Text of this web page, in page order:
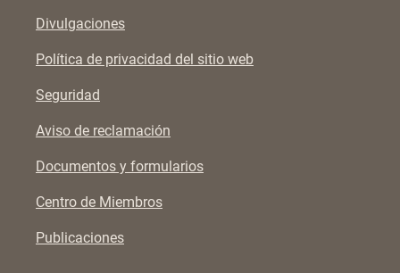
Divulgaciones
Política de privacidad del sitio web
Seguridad
Aviso de reclamación
Documentos y formularios
Centro de Miembros
Publicaciones